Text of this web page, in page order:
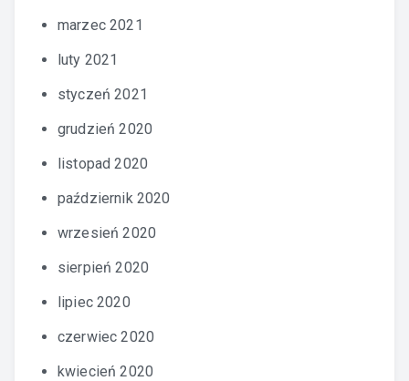
marzec 2021
luty 2021
styczeń 2021
grudzień 2020
listopad 2020
październik 2020
wrzesień 2020
sierpień 2020
lipiec 2020
czerwiec 2020
kwiecień 2020